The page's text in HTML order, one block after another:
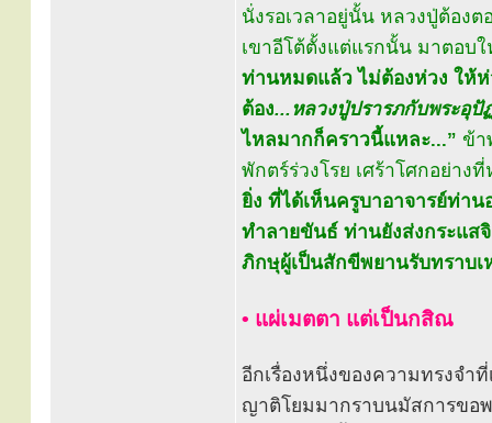
นั่งรอเวลาอยู่นั้น หลวงปู่ต้อง
เขาอีโต้ตั้งแต่แรกนั้น มาตอบ
ท่านหมดแล้ว ไม่ต้องห่วง ให้ห่
ต้อง...หลวงปู่ปรารภกับพระอุปั
ไหลมากก็คราวนี้แหละ...” ข้า
พักตร์ร่วงโรย เศร้าโศกอย่าง
ยิ่ง ที่ได้เห็นครูบาอาจารย์ท่า
ทำลายขันธ์ ท่านยังส่งกระแส
ภิกษุผู้เป็นสักขีพยานรับทราบ
• แผ่เมตตา แต่เป็นกสิณ
อีกเรื่องหนึ่งของความทรงจ
ญาติโยมมากราบนมัสการขอ